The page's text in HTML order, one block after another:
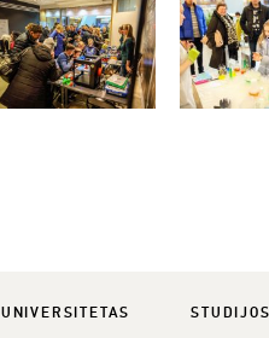
UNIVERSITETAS STUDIJOS